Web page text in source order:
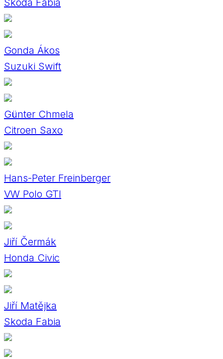
Skoda Fabia
Gonda Ákos
Suzuki Swift
Günter Chmela
Citroen Saxo
Hans-Peter Freinberger
VW Polo GTI
Jiří Čermák
Honda Civic
Jiří Matějka
Skoda Fabia